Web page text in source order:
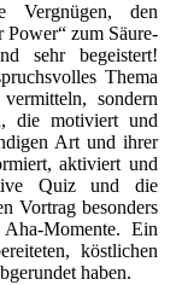
Vergnügen, den
Power“ zum Säure-
sehr begeistert!
Thema
sondern
die motiviert und
Art und ihrer
aktiviert und
Quiz und die
Vortrag besonders
Momente. Ein
köstlichen
haben.